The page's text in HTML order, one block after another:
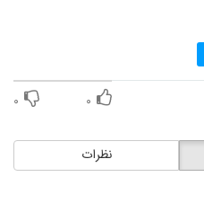
۰ ۰
نظرات